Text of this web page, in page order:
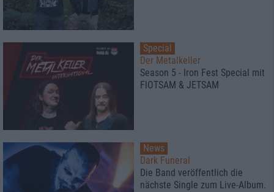
Special
Der Metalkeller
Season 5 - Iron Fest Special mit
FlOTSAM & JETSAM
News
Dark Funeral
Die Band veröffentlich die
nächste Single zum Live-Album.